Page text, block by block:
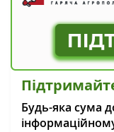
Будь-яка сума